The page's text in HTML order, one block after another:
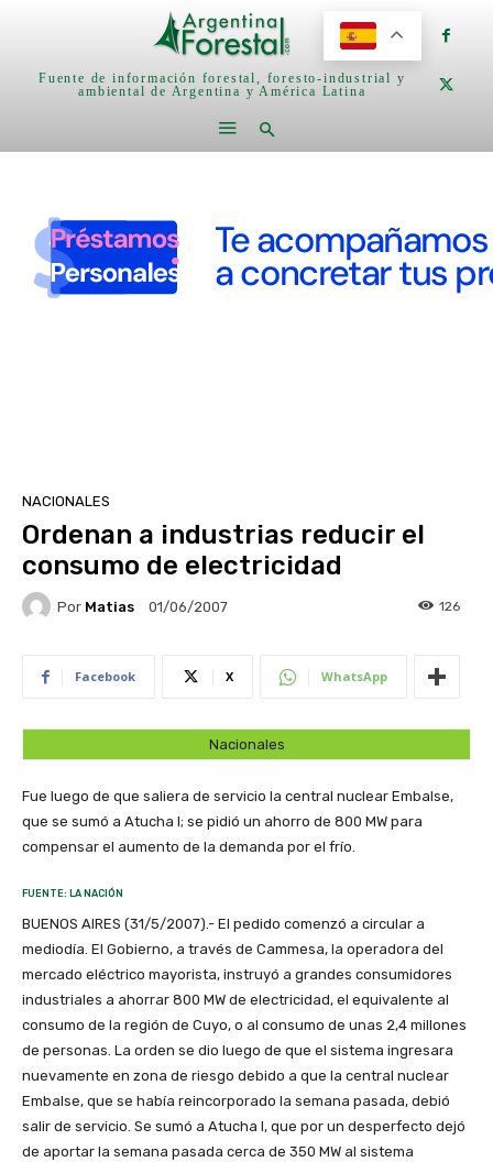
Fuente de información forestal, foresto-industrial y
ambiental de Argentina y América Latina
NACIONALES
Ordenan a industrias reducir el
consumo de electricidad
Por Matias 01/06/2007 126
Facebook X WhatsApp
Nacionales
Fue luego de que saliera de servicio la central nuclear Embalse,
que se sumó a Atucha I; se pidió un ahorro de 800 MW para
compensar el aumento de la demanda por el frío.
FUENTE: LA NACIÓN
BUENOS AIRES (31/5/2007).- El pedido comenzó a circular a
mediodía. El Gobierno, a través de Cammesa, la operadora del
mercado eléctrico mayorista, instruyó a grandes consumidores
industriales a ahorrar 800 MW de electricidad, el equivalente al
consumo de la región de Cuyo, o al consumo de unas 2,4 millones
de personas. La orden se dio luego de que el sistema ingresara
nuevamente en zona de riesgo debido a que la central nuclear
Embalse, que se había reincorporado la semana pasada, debió
salir de servicio. Se sumó a Atucha I, que por un desperfecto dejó
de aportar la semana pasada cerca de 350 MW al sistema